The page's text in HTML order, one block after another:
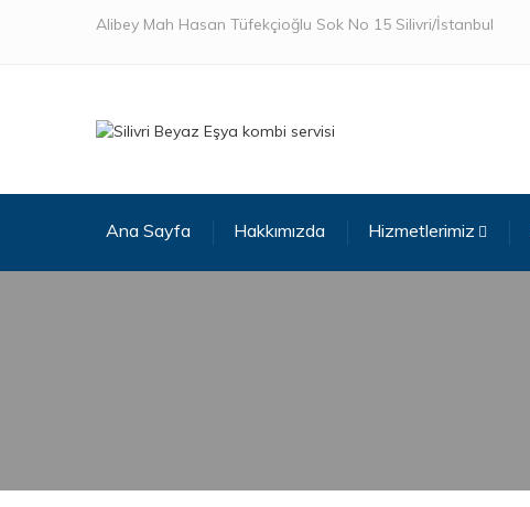
Alibey Mah Hasan Tüfekçioğlu Sok No 15 Silivri/İstanbul
Ana Sayfa Hakkımızda Hizmetlerimiz